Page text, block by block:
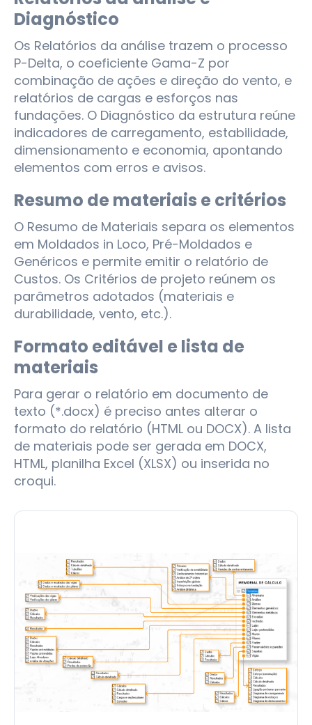
Diagnóstico
Os Relatórios da análise trazem o processo
P-Delta, o coeficiente Gama-Z por
combinação de ações e direção do vento, e
relatórios de cargas e esforços nas
fundações. O Diagnóstico da estrutura reúne
indicadores de carregamento, estabilidade,
dimensionamento e economia, apontando
elementos com erros e avisos.
Resumo de materiais e critérios
O Resumo de Materiais separa os elementos
em Moldados in Loco, Pré-Moldados e
Genéricos e permite emitir o relatório de
Custos. Os Critérios de projeto reúnem os
parâmetros adotados (materiais e
durabilidade, vento, etc.).
Formato editável e lista de
materiais
Para gerar o relatório em documento de
texto (*.docx) é preciso antes alterar o
formato do relatório (HTML ou DOCX). A lista
de materiais pode ser gerada em DOCX,
HTML, planilha Excel (XLSX) ou inserida no
croqui.